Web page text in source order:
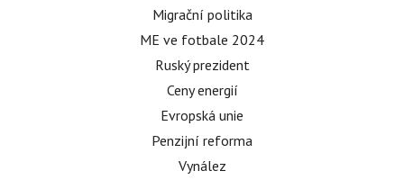
Migrační politika
ME ve fotbale 2024
Ruský prezident
Ceny energií
Evropská unie
Penzijní reforma
Vynález